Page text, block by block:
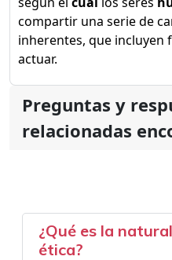
compartir una serie de
inherentes, que incluyen
actuar.
Preguntas y
relacionadas
¿Qué es la
ética?